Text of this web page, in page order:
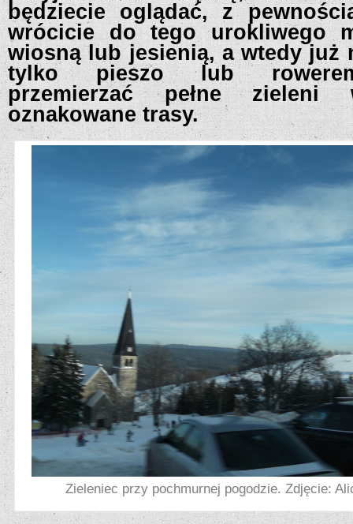
będziecie oglądać, z
wrócicie do tego urokliwego
wiosną lub jesienią, a wtedy już
tylko pieszo lub
przemierzać pełne zieleni
oznakowane trasy.
Zieleniec przy pochmurnej pogodzie. Zdjęcie: